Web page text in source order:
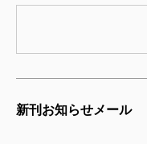
新刊お知らせメール